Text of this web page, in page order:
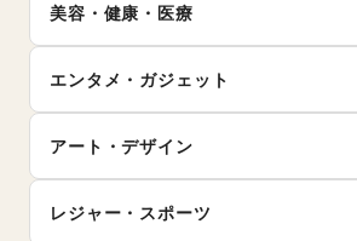
古着
その他ファッション
野菜・果物・生鮮食品
その他フード・飲食
花・盆栽・ドライフラワー
犬・猫・ペット
日用雑貨
食器・陶磁器
その他インテリア・生活雑貨
リサイクル雑貨・古本
冠婚葬祭
資格・習い事
リフォーム
住宅（購入・賃貸）
たばこ
修理・メンテナンス
証券・FX
不動産投資
その他金融サービス
ランドセル
学習教材・通信教育
子供向け教室・レッスン
塾・家庭教師
おもちゃ・絵本
その他子育て・教育
美容・健康・医療
ダイエット・健康グッズ
美容・コスメ・香水
ヘアケア・シャンプー
美容家電
ヘアサロン・ネイルサロン
マッサージ・整体
エンタメ・ガジェット
スマホアクセサリー
ガジェット
ゲーム
アニメ
アート・デザイン
写真・イラストレーション
レジャー・スポーツ